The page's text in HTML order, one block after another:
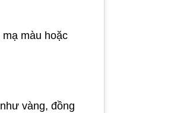
màu hoặc
vàng, đồng